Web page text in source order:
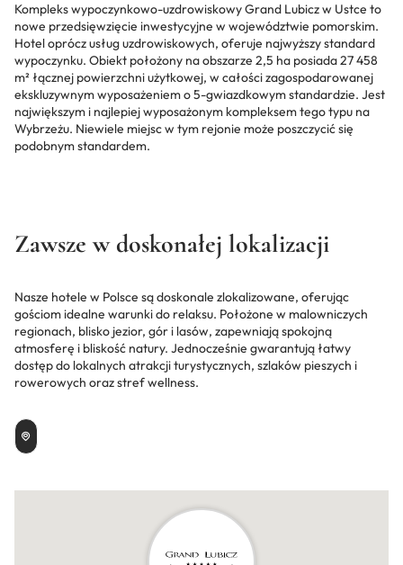
Kompleks wypoczynkowo-uzdrowiskowy Grand Lubicz w Ustce to
nowe przedsięwzięcie inwestycyjne w województwie pomorskim.
Hotel oprócz usług uzdrowiskowych, oferuje najwyższy standard
wypoczynku. Obiekt położony na obszarze 2,5 ha posiada 27 458
m² łącznej powierzchni użytkowej, w całości zagospodarowanej
ekskluzywnym wyposażeniem o 5-gwiazdkowym standardzie. Jest
największym i najlepiej wyposażonym kompleksem tego typu na
Wybrzeżu. Niewiele miejsc w tym rejonie może poszczycić się
podobnym standardem.
Zawsze w doskonałej lokalizacji
Nasze hotele w Polsce są doskonale zlokalizowane, oferując
gościom idealne warunki do relaksu. Położone w malowniczych
regionach, blisko jezior, gór i lasów, zapewniają spokojną
atmosferę i bliskość natury. Jednocześnie gwarantują łatwy
dostęp do lokalnych atrakcji turystycznych, szlaków pieszych i
rowerowych oraz stref wellness.